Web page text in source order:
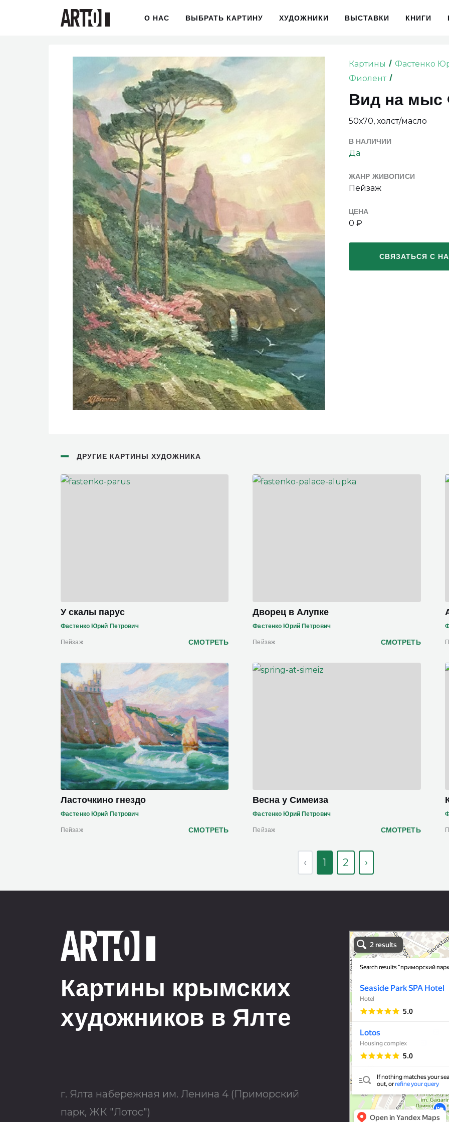
О НАС ВЫБРАТЬ КАРТИНУ ХУДОЖНИКИ ВЫСТАВКИ КНИГИ
Картины
Фастенко
Фиолент
Вид на мыс
50х70, холст/масло
В НАЛИЧИИ
Да
ЖАНР ЖИВОПИСИ
Пейзаж
ЦЕНА
0 ₽
СВЯЗАТЬСЯ С
ДРУГИЕ КАРТИНЫ ХУДОЖНИКА
У скалы парус
Фастенко Юрий Петрович
Пейзаж СМОТРЕТЬ
Дворец в Алупке
Фастенко Юрий Петрович
Пейзаж СМОТРЕТЬ
Ласточкино гнездо
Фастенко Юрий Петрович
Пейзаж СМОТРЕТЬ
Весна у Симеиза
Фастенко Юрий Петрович
Пейзаж СМОТРЕТЬ
‹ 1 2 ›
Art Space Lotos
Art studio in Yalta
Exhibition center in Yalta
Картины крымских
художников в Ялте
г. Ялта набережная им. Ленина 4 (Приморский
парк, ЖК "Лотос")